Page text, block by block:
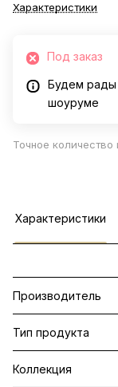
Характеристики
Под заказ
Будем рады
шоуруме
Точное
Характеристики
Производитель
Тип продукта
Коллекция